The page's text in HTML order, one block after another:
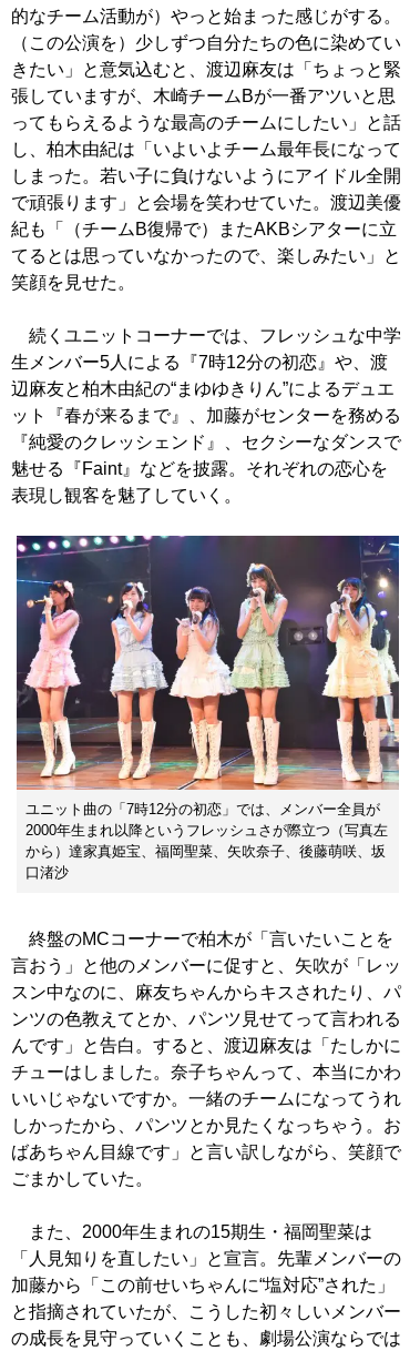
的なチーム活動が）やっと始まった感じがする。
（この公演を）少しずつ自分たちの色に染めてい
きたい」と意気込むと、渡辺麻友は「ちょっと緊
張していますが、木崎チームBが一番アツいと思
ってもらえるような最高のチームにしたい」と話
し、柏木由紀は「いよいよチーム最年長になって
しまった。若い子に負けないようにアイドル全開
で頑張ります」と会場を笑わせていた。渡辺美優
紀も「（チームB復帰で）またAKBシアターに立
てるとは思っていなかったので、楽しみたい」と
笑顔を見せた。
続くユニットコーナーでは、フレッシュな中学
生メンバー5人による『7時12分の初恋』や、渡
辺麻友と柏木由紀の“まゆゆきりん”によるデュエ
ット『春が来るまで』、加藤がセンターを務める
『純愛のクレッシェンド』、セクシーなダンスで
魅せる『Faint』などを披露。それぞれの恋心を
表現し観客を魅了していく。
ユニット曲の「7時12分の初恋」では、メンバー全員が
2000年生まれ以降というフレッシュさが際立つ（写真左
から）達家真姫宝、福岡聖菜、矢吹奈子、後藤萌咲、坂
口渚沙
終盤のMCコーナーで柏木が「言いたいことを
言おう」と他のメンバーに促すと、矢吹が「レッ
スン中なのに、麻友ちゃんからキスされたり、パ
ンツの色教えてとか、パンツ見せてって言われる
んです」と告白。すると、渡辺麻友は「たしかに
チューはしました。奈子ちゃんって、本当にかわ
いいじゃないですか。一緒のチームになってうれ
しかったから、パンツとか見たくなっちゃう。お
ばあちゃん目線です」と言い訳しながら、笑顔で
ごまかしていた。
また、2000年生まれの15期生・福岡聖菜は
「人見知りを直したい」と宣言。先輩メンバーの
加藤から「この前せいちゃんに“塩対応”された」
と指摘されていたが、こうした初々しいメンバー
の成長を見守っていくことも、劇場公演ならでは